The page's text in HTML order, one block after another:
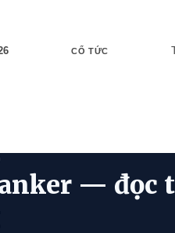
CỔ TỨC
— đọc